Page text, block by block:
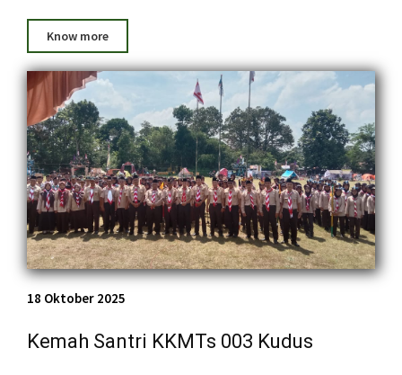
Know more
18 Oktober 2025
Kemah Santri KKMTs 003 Kudus